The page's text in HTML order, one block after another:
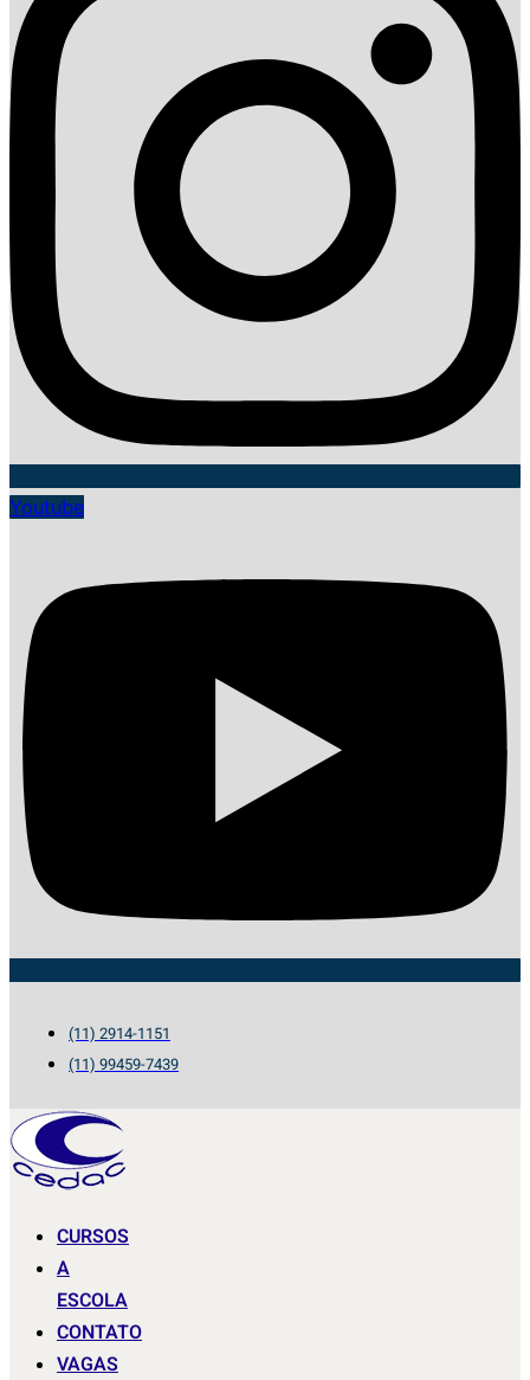
Youtube
(11) 2914-1151
(11) 99459-7439
CURSOS
A
ESCOLA
CONTATO
VAGAS